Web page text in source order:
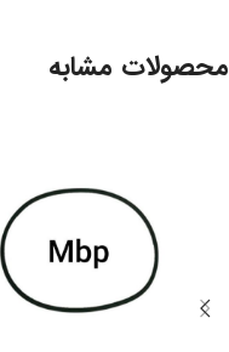
محصولات مشابه